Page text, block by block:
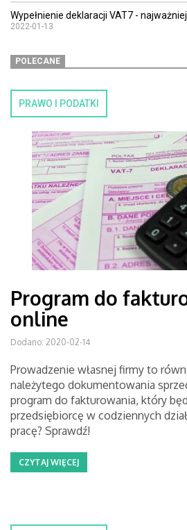
Wypełnienie deklaracji VAT7 -
2022-01-13
POLECANE
PRAWO I PODATKI
Program do
online
Dodano: 2020-02-14
Prowadzenie własnej firmy to
należytego dokumentowania
program do fakturowania, który
przedsiębiorcę w codziennych
pracę? Sprawdź!
CZYTAJ WIĘCEJ